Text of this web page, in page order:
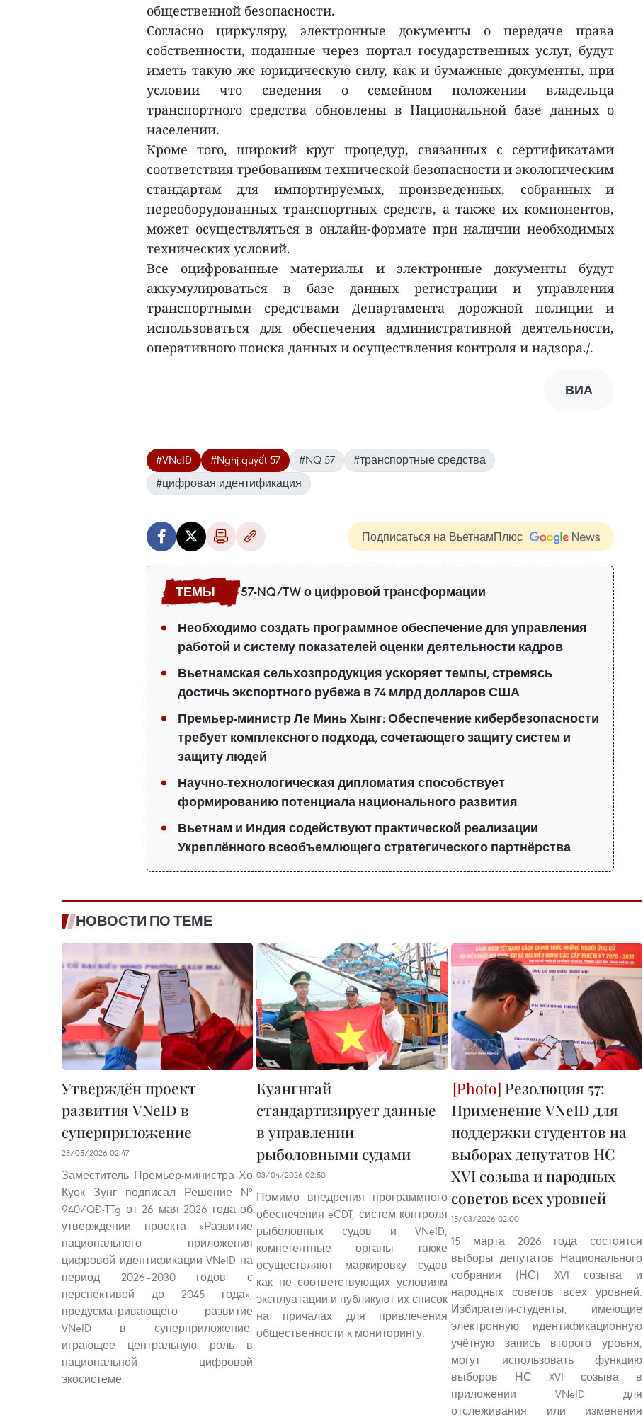
общественной безопасности.
Согласно циркуляру, электронные документы о передаче права
собственности, поданные через портал государственных услуг, будут
иметь такую же юридическую силу, как и бумажные документы, при
условии что сведения о семейном положении владельца
транспортного средства обновлены в Национальной базе данных о
населении.
Кроме того, широкий круг процедур, связанных с сертификатами
соответствия требованиям технической безопасности и экологическим
стандартам для импортируемых, произведенных, собранных и
переоборудованных транспортных средств, а также их компонентов,
может осуществляться в онлайн-формате при наличии необходимых
технических условий.
Все оцифрованные материалы и электронные документы будут
аккумулироваться в базе данных регистрации и управления
транспортными средствами Департамента дорожной полиции и
использоваться для обеспечения административной деятельности,
оперативного поиска данных и осуществления контроля и надзора./.
ВИА
#VNeID #Nghị quyết 57 #NQ 57
#транспортные средства
#цифровая идентификация
Подписаться на ВьетнамПлюс
57-NQ/TW о цифровой трансформации
Необходимо создать программное обеспечение для управления
работой и систему показателей оценки деятельности кадров
Вьетнамская сельхозпродукция ускоряет темпы, стремясь
достичь экспортного рубежа в 74 млрд долларов США
Премьер-министр Ле Минь Хынг: Обеспечение кибербезопасности
требует комплексного подхода, сочетающего защиту систем и
защиту людей
Научно-технологическая дипломатия способствует
формированию потенциала национального развития
Вьетнам и Индия содействуют практической реализации
Укреплённого всеобъемлющего стратегического партнёрства
НОВОСТИ ПО ТЕМЕ
Утверждён проект
развития VNeID в
суперприложение
28/05/2026 02:47
Заместитель Премьер-министра Хо
Куок Зунг подписал Решение №
940/QĐ-TTg от 26 мая 2026 года об
утверждении проекта «Развитие
национального приложения
цифровой идентификации VNeID на
период 2026–2030 годов с
перспективой до 2045 года»,
предусматривающего развитие
VNeID в суперприложение,
играющее центральную роль в
национальной цифровой
экосистеме.
Куангнгай
стандартизирует данные
в управлении
рыболовными судами
03/04/2026 02:50
Помимо внедрения программного
обеспечения eCDT, систем контроля
рыболовных судов и VNeID,
компетентные органы также
осуществляют маркировку судов
как не соответствующих условиям
эксплуатации и публикуют их список
на причалах для привлечения
общественности к мониторингу.
Резолюция 57:
Применение VNeID для
поддержки студентов на
выборах депутатов НС
XVI созыва и народных
советов всех уровней
15/03/2026 02:00
15 марта 2026 года состоятся
выборы депутатов Национального
собрания (НС) XVI созыва и
народных советов всех уровней.
Избиратели-студенты, имеющие
электронную идентификационную
учётную запись второго уровня,
могут использовать функцию
выборов НС XVI созыва в
приложении VNeID для
отслеживания или изменения